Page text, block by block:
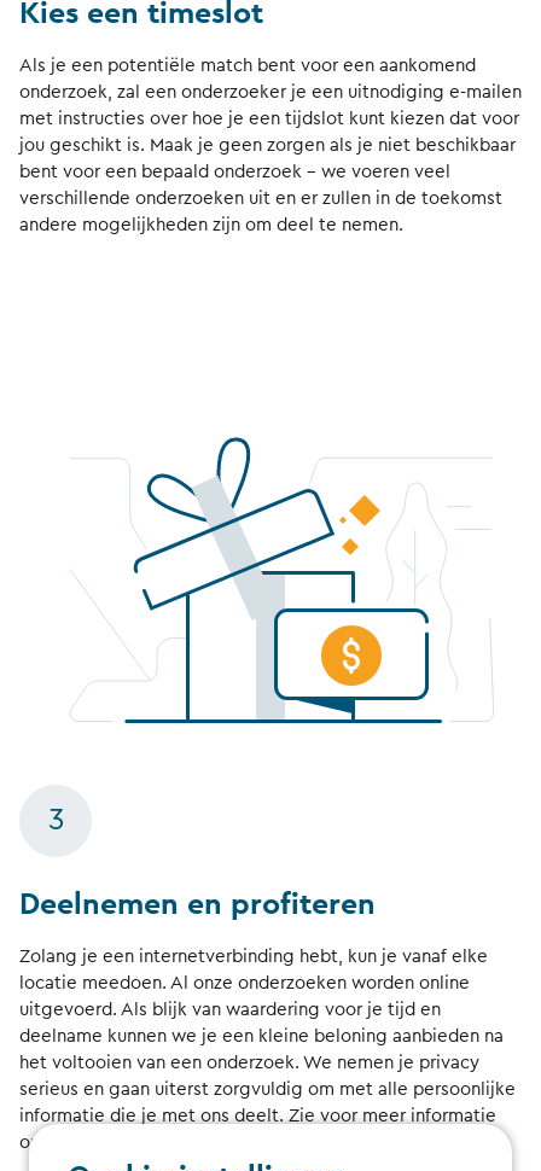
Kies een timeslot
Als je een potentiële match bent voor een aankomend
onderzoek, zal een onderzoeker je een uitnodiging e-mailen
met instructies over hoe je een tijdslot kunt kiezen dat voor
jou geschikt is. Maak je geen zorgen als je niet beschikbaar
bent voor een bepaald onderzoek - we voeren veel
verschillende onderzoeken uit en er zullen in de toekomst
andere mogelijkheden zijn om deel te nemen.
3
Deelnemen en profiteren
Zolang je een internetverbinding hebt, kun je vanaf elke
locatie meedoen. Al onze onderzoeken worden online
uitgevoerd. Als blijk van waardering voor je tijd en
deelname kunnen we je een kleine beloning aanbieden na
het voltooien van een onderzoek. We nemen je privacy
serieus en gaan uiterst zorgvuldig om met alle persoonlijke
informatie die je met ons deelt. Zie voor meer informatie
ons